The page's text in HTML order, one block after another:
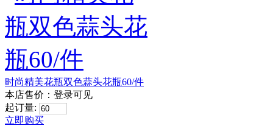
时尚精美花瓶双色蒜头花瓶60/件
本店售价： 登录可见
起订量:
立即购买